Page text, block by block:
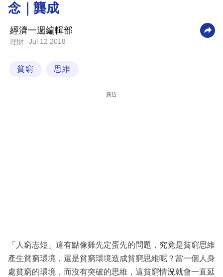
業
科
區
念｜龔成
經濟一週編輯部
理財 Jul 12 2018
貧窮 思維
廣告
「人窮志短」這有點像雞先定蛋先的問題，究竟是貧窮思維
產生貧窮環境，還是貧窮環境造成貧窮思維呢？當一個人身
處貧窮的環境，而沒有突破的思維，這貧窮情況就會一直延